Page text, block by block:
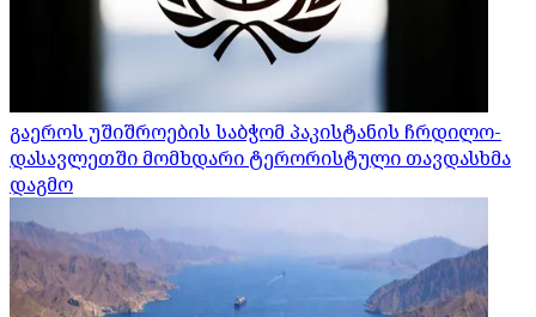
გაეროს უშიშროების საბჭომ პაკისტანის ჩრდილო-
დასავლეთში მომხდარი ტერორისტული თავდასხმა
დაგმო